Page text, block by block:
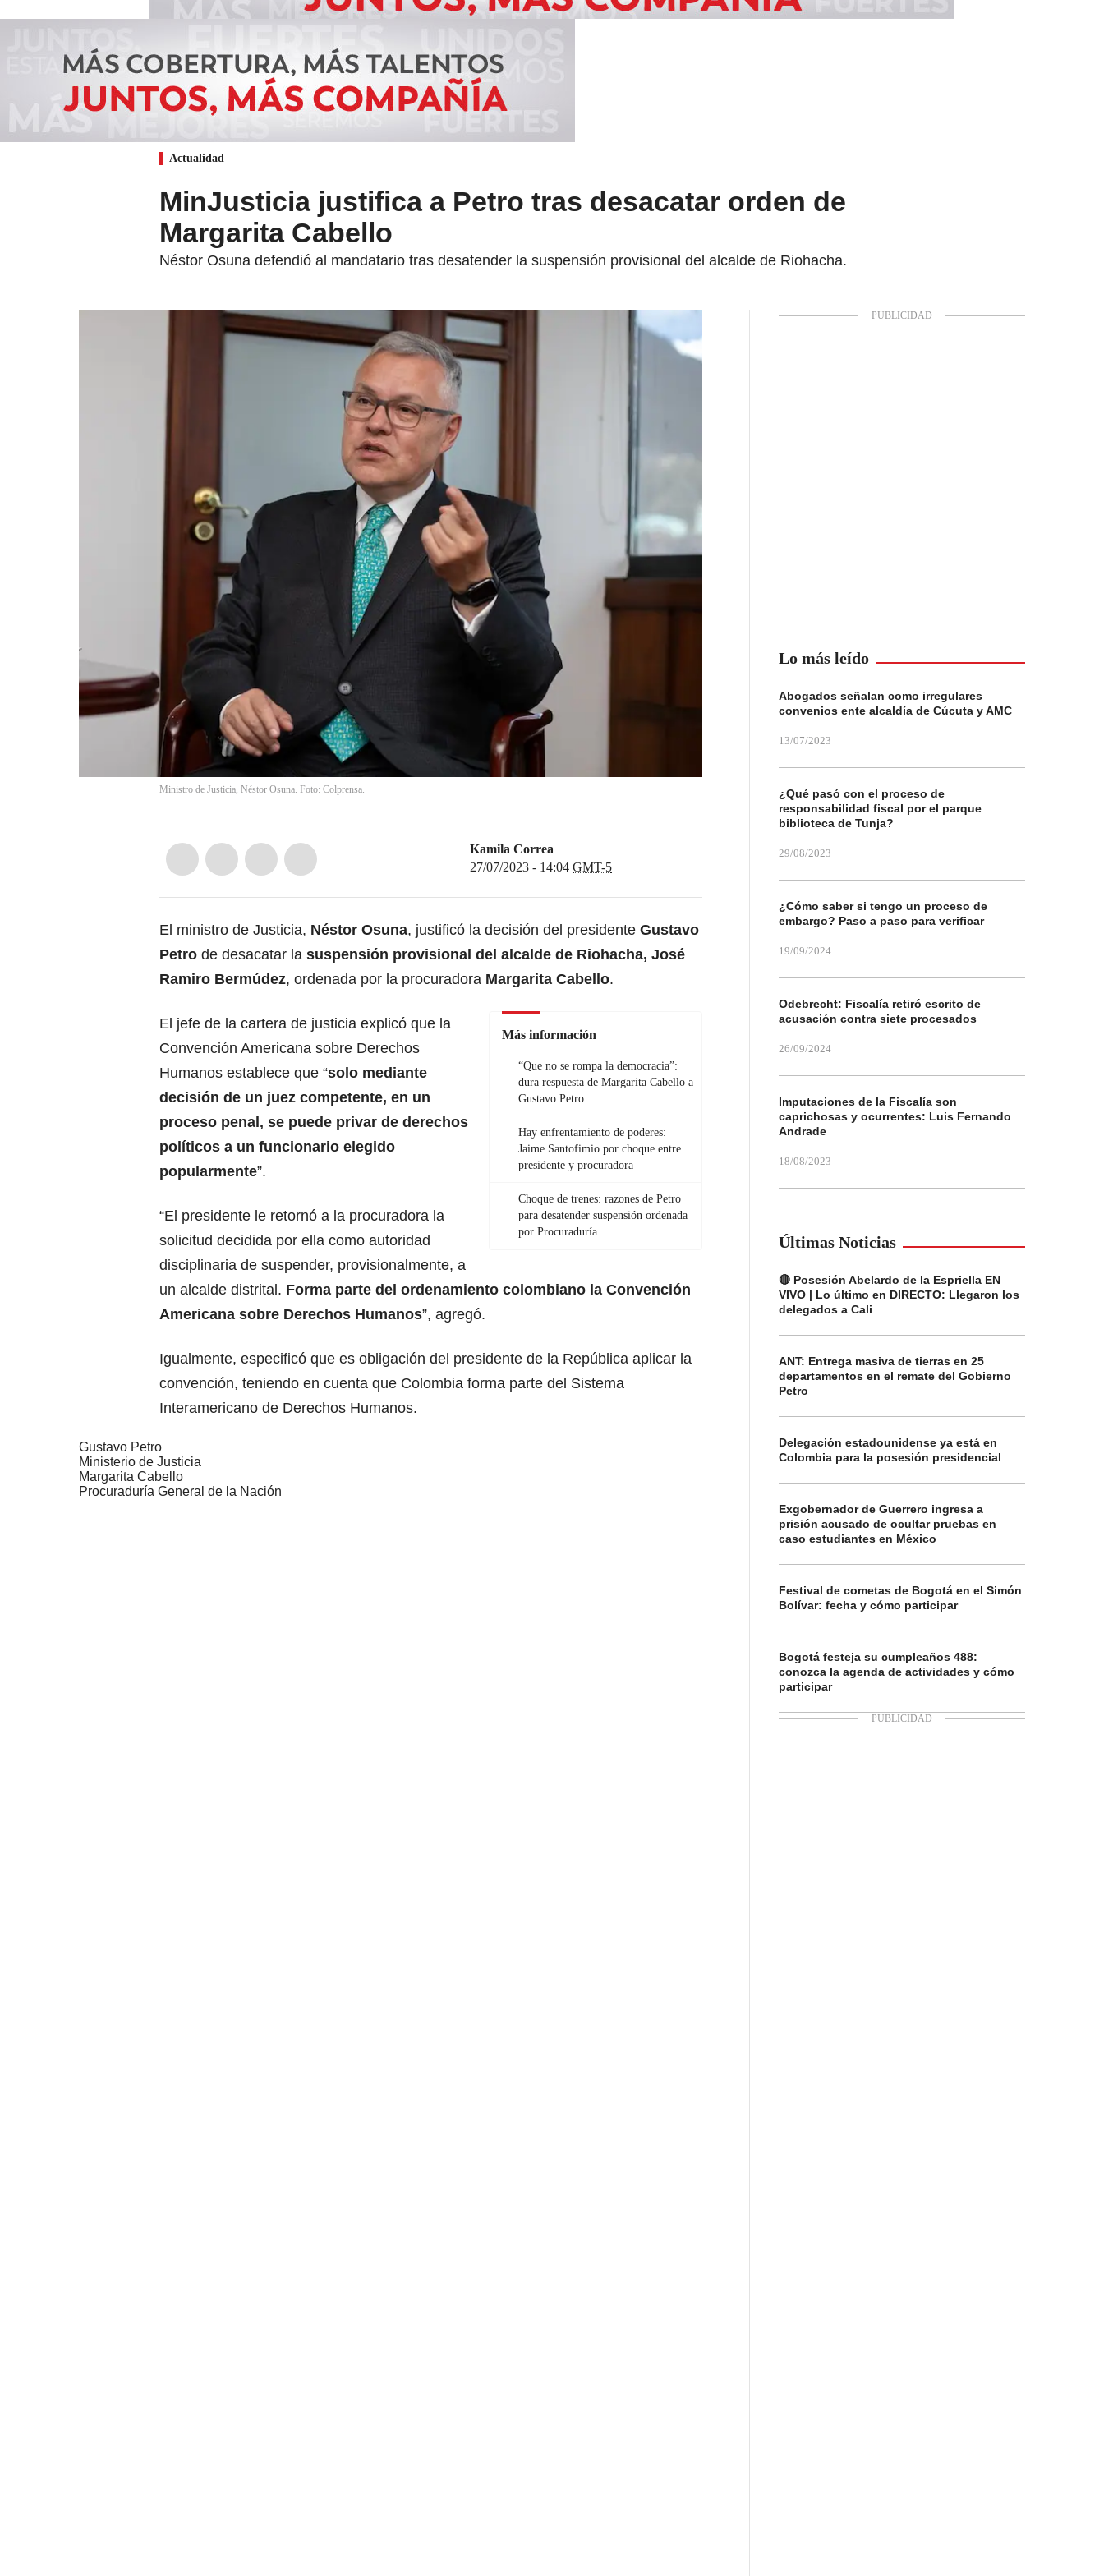
Actualidad
MinJusticia justifica a Petro tras desacatar orden de
Margarita Cabello
Néstor Osuna defendió al mandatario tras desatender la suspensión provisional del alcalde de Riohacha.
Ministro de Justicia, Néstor Osuna. Foto: Colprensa.
Kamila Correa
27/07/2023 - 14:04 GMT-5
El ministro de Justicia, Néstor Osuna, justificó la decisión del presidente Gustavo
Petro de desacatar la suspensión provisional del alcalde de Riohacha, José
Ramiro Bermúdez, ordenada por la procuradora Margarita Cabello.
Más información
“Que no se rompa la democracia”:
dura respuesta de Margarita Cabello a
Gustavo Petro
Hay enfrentamiento de poderes:
Jaime Santofimio por choque entre
presidente y procuradora
Choque de trenes: razones de Petro
para desatender suspensión ordenada
por Procuraduría
El jefe de la cartera de justicia explicó que la
Convención Americana sobre Derechos
Humanos establece que “solo mediante
decisión de un juez competente, en un
proceso penal, se puede privar de derechos
políticos a un funcionario elegido
popularmente”.
“El presidente le retornó a la procuradora la
solicitud decidida por ella como autoridad
disciplinaria de suspender, provisionalmente, a
un alcalde distrital. Forma parte del ordenamiento colombiano la Convención
Americana sobre Derechos Humanos”, agregó.
Igualmente, especificó que es obligación del presidente de la República aplicar la
convención, teniendo en cuenta que Colombia forma parte del Sistema
Interamericano de Derechos Humanos.
Gustavo Petro
Ministerio de Justicia
Margarita Cabello
Procuraduría General de la Nación
Lo más leído
Abogados señalan como irregulares
convenios ente alcaldía de Cúcuta y AMC
13/07/2023
¿Qué pasó con el proceso de
responsabilidad fiscal por el parque
biblioteca de Tunja?
29/08/2023
¿Cómo saber si tengo un proceso de
embargo? Paso a paso para verificar
19/09/2024
Odebrecht: Fiscalía retiró escrito de
acusación contra siete procesados
26/09/2024
Imputaciones de la Fiscalía son
caprichosas y ocurrentes: Luis Fernando
Andrade
18/08/2023
Últimas Noticias
🔴 Posesión Abelardo de la Espriella EN
VIVO | Lo último en DIRECTO: Llegaron los
delegados a Cali
ANT: Entrega masiva de tierras en 25
departamentos en el remate del Gobierno
Petro
Delegación estadounidense ya está en
Colombia para la posesión presidencial
Exgobernador de Guerrero ingresa a
prisión acusado de ocultar pruebas en
caso estudiantes en México
Festival de cometas de Bogotá en el Simón
Bolívar: fecha y cómo participar
Bogotá festeja su cumpleaños 488:
conozca la agenda de actividades y cómo
participar